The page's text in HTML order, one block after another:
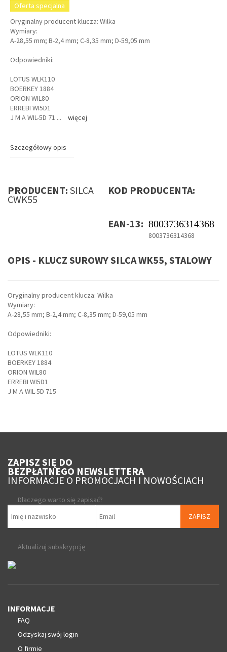
Oferta specjalna
Oryginalny producent klucza: Wilka
Wymiary:
A-28,55 mm; B-2,4 mm; C-8,35 mm; D-59,05 mm
Odpowiedniki:
LOTUS WLK110
BOERKEY 1884
ORION WIL80
ERREBI WI5D1
J M A WIL-5D 71 ... więcej
Szczegółowy opis
PRODUCENT: SILCA KOD PRODUCENTA:
CWK55
EAN-13: 8003736314368
8003736314368
OPIS - KLUCZ SUROWY SILCA WK55, STALOWY
Oryginalny producent klucza: Wilka
Wymiary:
A-28,55 mm; B-2,4 mm; C-8,35 mm; D-59,05 mm
Odpowiedniki:
LOTUS WLK110
BOERKEY 1884
ORION WIL80
ERREBI WI5D1
J M A WIL-5D 715
ZAPISZ SIĘ DO
BEZPŁATNEGO NEWSLETTERA
INFORMACJE O PROMOCJACH I NOWOŚCIACH
Dlaczego warto się zapisać?
ZAPISZ
Aktualizuj subskrypcję
INFORMACJE
FAQ
Odzyskaj swój login
O firmie